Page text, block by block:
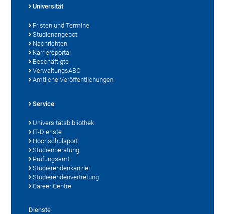
Universität
Fristen und Termine
Studienangebot
Nachrichten
Karriereportal
Beschäftigte
VerwaltungsABC
Amtliche Veröffentlichungen
Service
Universitätsbibliothek
IT-Dienste
Hochschulsport
Studienberatung
Prüfungsamt
Studierendenkanzlei
Studierendenvertretung
Career Centre
Dienste